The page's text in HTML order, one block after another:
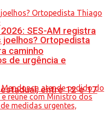
SES-AM registra
de urgência e
entre 12 e 17
joelhos? Ortopedista
caminho